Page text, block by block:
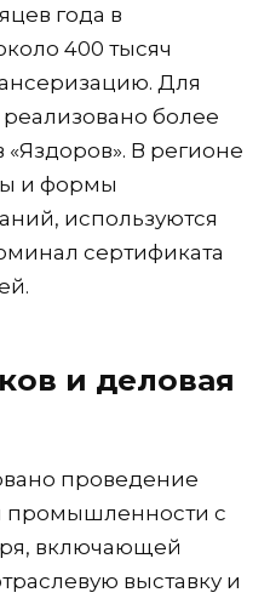
года в
400 тысяч
Для
более
«Яздоров». В регионе
и формы
используются
сертификата
и деловая
проведение
промышленности с
включающей
выставку и